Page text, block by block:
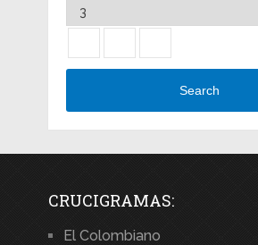
Search
CRUCIGRAMAS:
El Colombiano